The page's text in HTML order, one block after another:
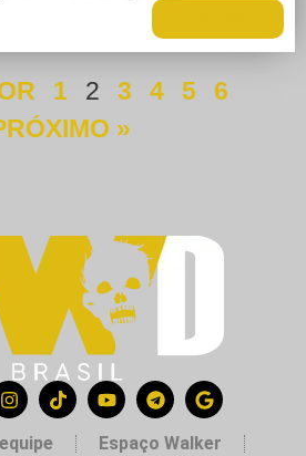
1 2 3 4 5
6
»
Espaço Walker